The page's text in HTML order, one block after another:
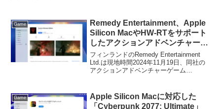
Game
Remedy Entertainment、Apple
Silicon MacやHW-RTをサポート
したアクションアドベンチャーゲ
ーム「Control Ultimate
Edition」のプレオーダーをMac
App Storeで開始。
フィンランドのRemedy Entertainment
Ltd.は現地時間2024年11月19日、同社の
アクションアドベンチャーゲーム
す。
Game
Apple Silicon Macに対応した
「Cyberpunk 2077: Ultimate」